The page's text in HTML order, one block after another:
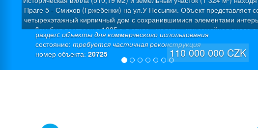
раздел:объекты для коммерческого использования
состояние:требуется частичная реконструкция
номер объекта:20725
Праге 5 - Смихов (Гржебенки) на ул.У Несыпки. Объект представляет
четырехэтажный кирпичный дом с сохранившимися элементами
Дом был построен в 1925 г. в стиле «модерн» как семейная вилла с
квартирами. Была проведена капитальная дорогостоящая
Полезная площадь: 510,19 м² (из которых 50 м² – полуподвал + 50 м²
подвал). На каждом этаже предусмотрена входная дверь. Это
использовать каждый уровень как отдельные жилые единицы.
110 000 000 CZK